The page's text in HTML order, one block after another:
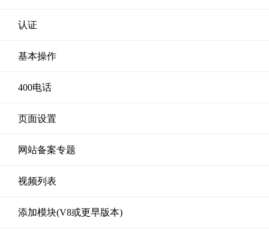
认证
基本操作
400电话
页面设置
网站备案专题
视频列表
添加模块(V8或更早版本)